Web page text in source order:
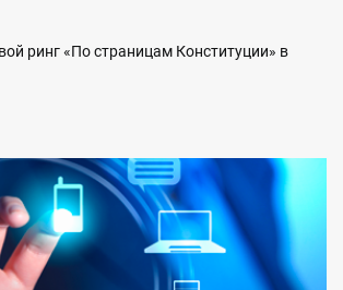
ринг «По страницам Конституции» в